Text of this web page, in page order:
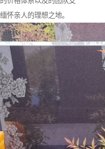
怀亲人的理想之地。